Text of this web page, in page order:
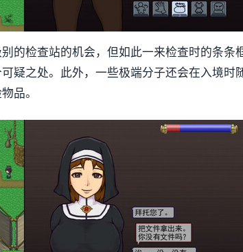
的检查站的机会，但如此一来检查时的条
疑之处。此外，一些极端分子还会在入境
品。